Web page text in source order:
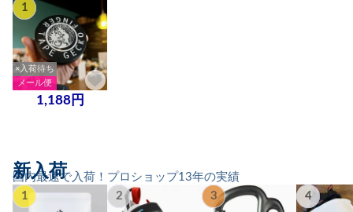
1
×入荷待ち
メール便
1,188円
国内最速で入荷！プロショップ13年の実績
新入荷
1 2 3 4